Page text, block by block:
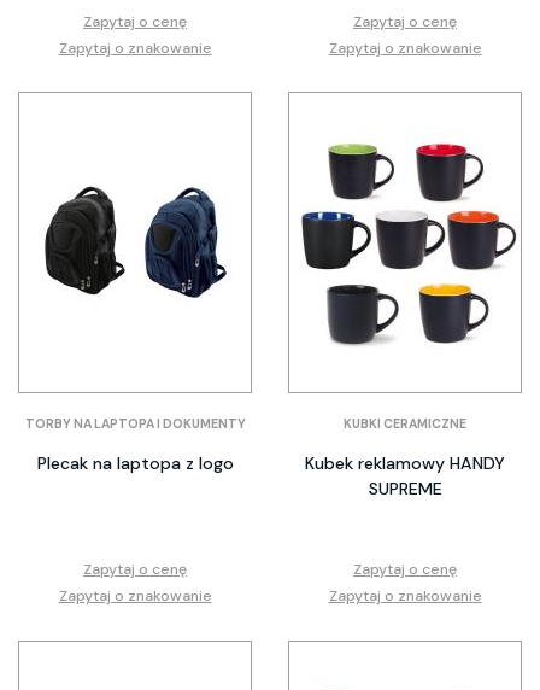
Zapytaj o cenę
Zapytaj o znakowanie
Zapytaj o cenę
Zapytaj o znakowanie
TORBY NA LAPTOPA I DOKUMENTY
Plecak na laptopa z logo
Zapytaj o cenę
Zapytaj o znakowanie
KUBKI CERAMICZNE
Kubek reklamowy HANDY
SUPREME
Zapytaj o cenę
Zapytaj o znakowanie